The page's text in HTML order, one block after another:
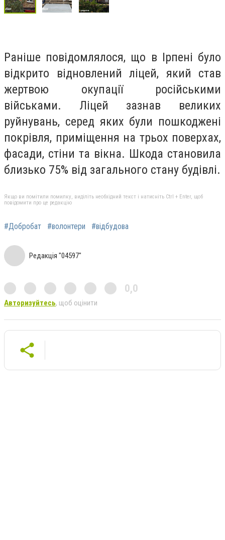
Раніше повідомлялося, що в Ірпені було
відкрито відновлений ліцей, який став
жертвою окупації російськими
військами. Ліцей зазнав великих
руйнувань, серед яких були пошкоджені
покрівля, приміщення на трьох поверхах,
фасади, стіни та вікна. Шкода становила
близько 75% від загального стану будівлі.
Якщо ви помітили помилку, виділіть необхідний текст і натисніть Ctrl + Enter, щоб
повідомити про це редакцію
#Добробат #волонтери #відбудова
Редакція "04597"
0,0
Авторизуйтесь, щоб оцінити